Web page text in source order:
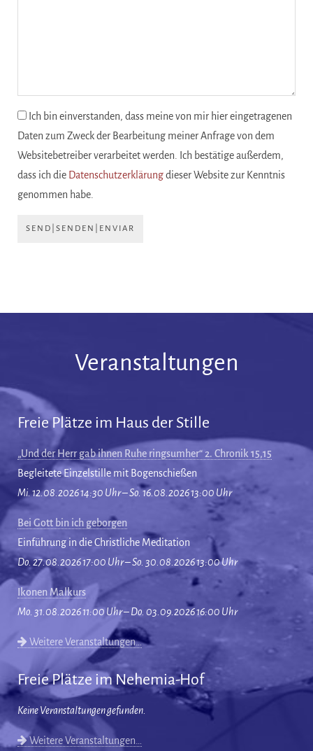
Ich bin einverstanden, dass meine von mir hier eingetragenen
Daten zum Zweck der Bearbeitung meiner Anfrage von dem
Websitebetreiber verarbeitet werden. Ich bestätige außerdem,
dass ich die Datenschutzerklärungdieser Website zur Kenntnis
genommen habe.
SEND|SENDEN|ENVIAR
Veranstaltungen
Freie Plätze im Haus der Stille
„Und der Herr gab ihnen Ruhe ringsumher“ 2. Chronik 15,15
Begleitete Einzelstille mit Bogenschießen
Mi. 12.08.2026 14:30 Uhr – So. 16.08.2026 13:00 Uhr
Bei Gott bin ich geborgen
Einführung in die Christliche Meditation
Do. 27.08.2026 17:00 Uhr – So. 30.08.2026 13:00 Uhr
Ikonen Malkurs
Mo. 31.08.2026 11:00 Uhr – Do. 03.09.2026 16:00 Uhr
Weitere Veranstaltungen…
Freie Plätze im Nehemia-Hof
Keine Veranstaltungen gefunden.
Weitere Veranstaltungen…